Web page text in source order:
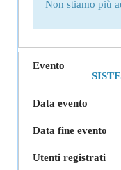
Non stiamo più